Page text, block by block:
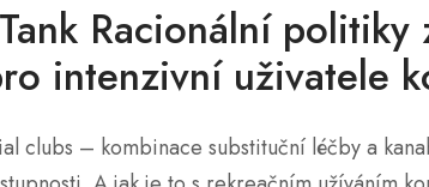
Racionální
intenzivní uživatele
clubs – kombinace substituční léčby a